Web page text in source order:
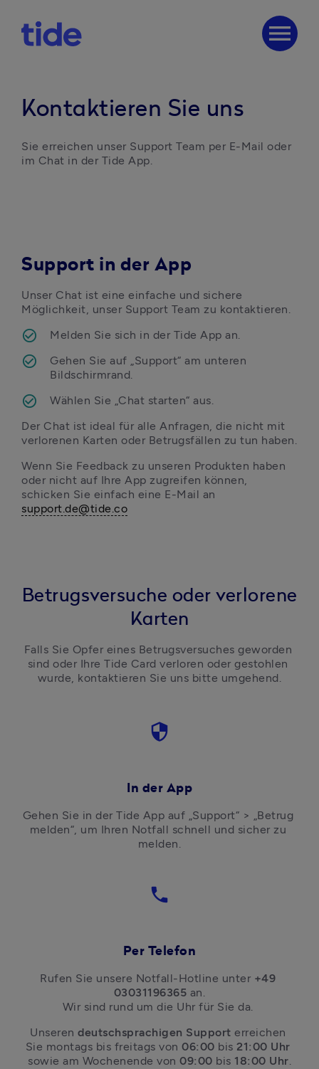
menu
Kontaktieren Sie uns
Sie erreichen unser Support Team per E-Mail oder
im Chat in der Tide App.
Support in der App
Unser Chat ist eine einfache und sichere
Möglichkeit, unser Support Team zu kontaktieren.
Melden Sie sich in der Tide App an.
Gehen Sie auf „Support“ am unteren
Bildschirmrand.
Wählen Sie „Chat starten“ aus.
Der Chat ist ideal für alle Anfragen, die nicht mit
verlorenen Karten oder Betrugsfällen zu tun haben.
Wenn Sie Feedback zu unseren Produkten haben
oder nicht auf Ihre App zugreifen können,
support.de@tide.co
Betrugsversuche oder verlorene
Karten
Falls Sie Opfer eines Betrugsversuches geworden
sind oder Ihre Tide Card verloren oder gestohlen
wurde, kontaktieren Sie uns bitte umgehend.
security
In der App
Gehen Sie in der Tide App auf „Support“ > „Betrug
melden“, um Ihren Notfall schnell und sicher zu
melden.
phone
Per Telefon
Rufen Sie unsere Notfall-Hotline unter +49
03031196365 an.
Wir sind rund um die Uhr für Sie da.
Unseren deutschsprachigen Support erreichen
Sie montags bis freitags von 06:00 bis 21:00 Uhr
sowie am Wochenende von 09:00 bis 18:00 Uhr.